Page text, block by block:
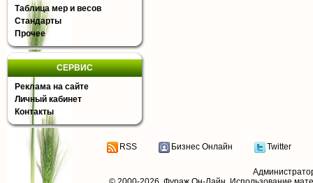
Таблица мер и весов
Стандарты
Прочее
СЕРВИС
Реклама на сайте
Личный кабинет
Контакты
RSS Бизнес Онлайн Twitter